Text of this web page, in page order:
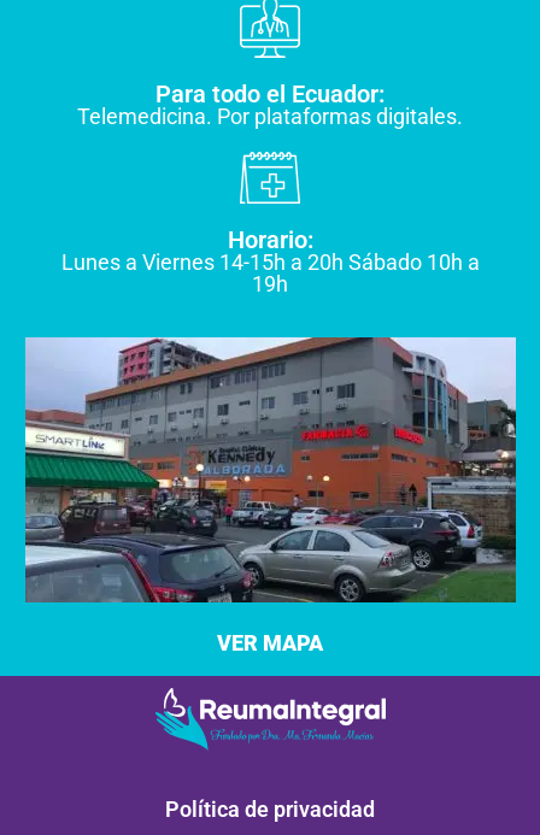
Para todo el Ecuador:
Telemedicina. Por plataformas digitales.
Horario:
Lunes a Viernes 14-15h a 20h Sábado 10h a
19h
VER MAPA
Política de privacidad